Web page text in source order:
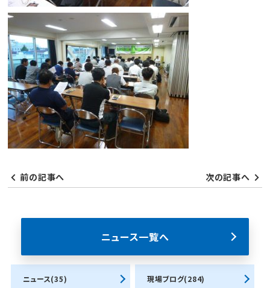
前の記事へ 次の記事へ
ニュース一覧へ
ニュース(35) 現場ブログ(284)